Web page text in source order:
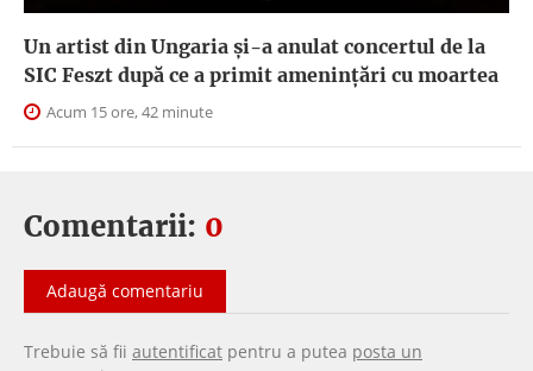
Un artist din Ungaria și-a anulat concertul de la
SIC Feszt după ce a primit amenințări cu moartea
Acum 15 ore, 42 minute
Comentarii: 0
Adaugă comentariu
Trebuie să fii autentificat pentru a putea posta un